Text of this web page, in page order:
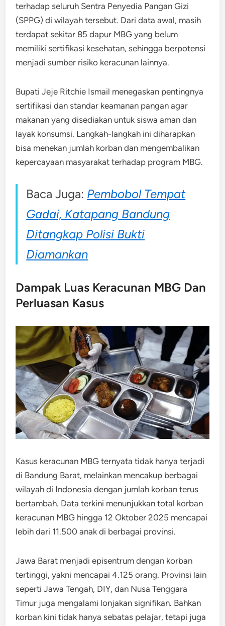
terhadap seluruh Sentra Penyedia Pangan Gizi
(SPPG) di wilayah tersebut. Dari data awal, masih
terdapat sekitar 85 dapur MBG yang belum
memiliki sertifikasi kesehatan, sehingga berpotensi
menjadi sumber risiko keracunan lainnya.
Bupati Jeje Ritchie Ismail menegaskan pentingnya
sertifikasi dan standar keamanan pangan agar
makanan yang disediakan untuk siswa aman dan
layak konsumsi. Langkah-langkah ini diharapkan
bisa menekan jumlah korban dan mengembalikan
kepercayaan masyarakat terhadap program MBG.
Baca Juga: Pembobol Tempat
Gadai, Katapang Bandung
Ditangkap Polisi Bukti
Diamankan
Dampak Luas Keracunan MBG Dan
Perluasan Kasus
Kasus keracunan MBG ternyata tidak hanya terjadi
di Bandung Barat, melainkan mencakup berbagai
wilayah di Indonesia dengan jumlah korban terus
bertambah. Data terkini menunjukkan total korban
keracunan MBG hingga 12 Oktober 2025 mencapai
lebih dari 11.500 anak di berbagai provinsi.
Jawa Barat menjadi episentrum dengan korban
tertinggi, yakni mencapai 4.125 orang. Provinsi lain
seperti Jawa Tengah, DIY, dan Nusa Tenggara
Timur juga mengalami lonjakan signifikan. Bahkan
korban kini tidak hanya sebatas pelajar, tetapi juga